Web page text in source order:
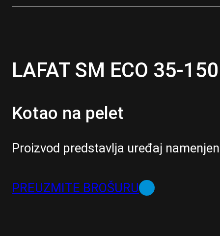
LAFAT SM ECO 35-
Kotao na pelet
Proizvod predstavlja uređaj
PREUZMITE BROŠURU